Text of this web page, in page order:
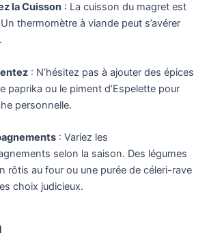
la Cuisson: La cuisson du magret est
thermomètre à viande peut s’avérer
: N’hésitez pas à ajouter des épices
paprika ou le piment d’Espelette pour
personnelle.
: Variez les
selon la saison. Des légumes
rôtis au four ou une purée de céleri-rave
choix judicieux.